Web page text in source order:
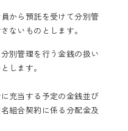
から預託を受けて分別管
ないものとします。
別管理を行う金銭の扱い
します。
充当する予定の金銭並び
組合契約に係る分配金及